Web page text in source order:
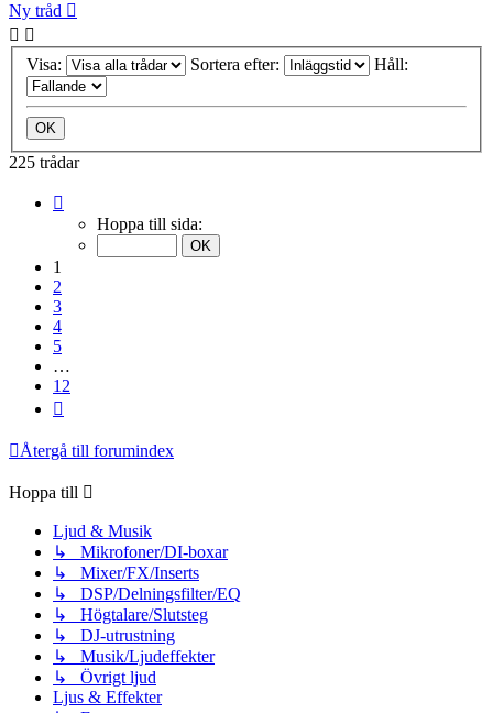
Ny tråd
Visa: Sortera efter: Håll:
225 trådar
Hoppa till sida:
1
2
3
4
5
…
12
Återgå till forumindex
Hoppa till
Ljud & Musik
↳ Mikrofoner/DI-boxar
↳ Mixer/FX/Inserts
↳ DSP/Delningsfilter/EQ
↳ Högtalare/Slutsteg
↳ DJ-utrustning
↳ Musik/Ljudeffekter
↳ Övrigt ljud
Ljus & Effekter